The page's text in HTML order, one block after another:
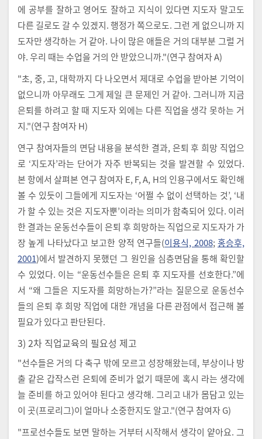
에 공부를 잘하고 영어도 잘하고 지식이 있다면 지도자 말고도
다른 길로도 갈 수 있겠지. 행정가 쪽으로도. 그런 게 없으니까 지
도자만 생각하는 거 같아. 나이 많은 애들은 거의 대부분 그럴 거
야. 우리 때는 수업을 거의 안 받았으니까."(연구 참여자 A)
"초, 중, 고, 대학까지 다 나오면서 제대로 수업을 받아본 기억이
없으니까 아무래도 그게 제일 큰 문제인 거 같아. 그러니까 지금
은퇴를 하려고 할 때 지도자 외에는 다른 직업을 생각 못하는 거
지."(연구 참여자 H)
연구 참여자들의 면담 내용을 분석한 결과, 은퇴 후 희망 직업으
로 ‘지도자’라는 단어가 자주 반복되는 것을 발견할 수 있었다.
본 항에서 살펴본 연구 참여자 E, F, A, H의 인용구에서도 확인해
볼 수 있듯이 그들에게 지도자는 ‘어쩔 수 없이 선택하는 것’, ‘내
가 할 수 있는 것은 지도자뿐’이라는 의미가 함축되어 있다. 이러
한 결과는 운동선수들이 은퇴 후 희망하는 직업으로 지도자가 가
장 높게 나타났다고 보고한 양적 연구들(이용식, 2008;홍승후,
2001)에서 발견하지 못했던 그 원인을 심층면담을 통해 확인할
수 있었다. 이는 “운동선수들은 은퇴 후 지도자를 선호한다.”에
서 “왜 그들은 지도자를 희망하는가?”라는 질문으로 운동선수
들의 은퇴 후 희망 직업에 대한 개념을 다른 관점에서 접근해 볼
필요가 있다고 판단된다.
3) 2차 직업교육의 필요성 제고
"선수들은 거의 다 축구 밖에 모르고 성장해왔는데, 부상이나 방
출 같은 갑작스런 은퇴에 준비가 없기 때문에 혹시 라는 생각에
늘 준비를 하고 있어야 된다고 생각해. 그리고 내가 몸담고 있는
이 곳(프로리그)이 얼마나 소중한지도 알고."(연구 참여자 G)
"프로선수들도 보면 말하는 거부터 시작해서 생각이 얕아요. 그